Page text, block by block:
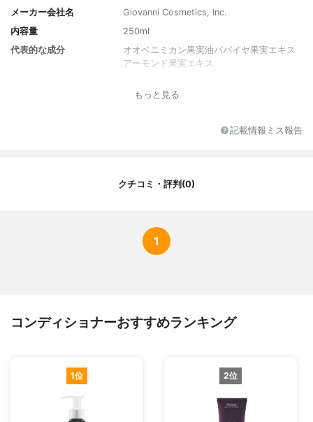
メーカー会社名
Giovanni Cosmetics, Inc.
内容量
250ml
代表的な成分
オオベニミカン果実油パパイヤ果実エキス
アーモンド果実エキス
ルコール、アロエベラ液汁、グアーヒドロ
ンテノール、ポリソルベート60、ポリソル
エキス、サトウキビエキス、アーモンド果
エタノール
もっと見る
記載情報ミス報告
クチコミ・評判(0)
1
コンディショナーおすすめランキング
1位 2位